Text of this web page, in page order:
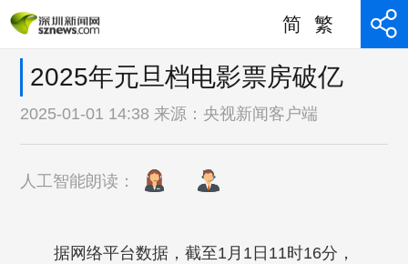
简 繁
2025年元旦档电影票房破亿
2025-01-01 14:38 来源： 央视新闻客户端
人工智能朗读：
据网络平台数据，截至1月1日11时16分，